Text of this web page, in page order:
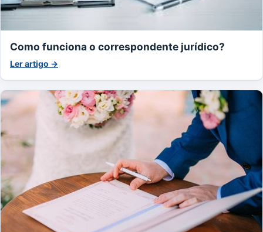
Como funciona o correspondente jurídico?
Ler artigo →